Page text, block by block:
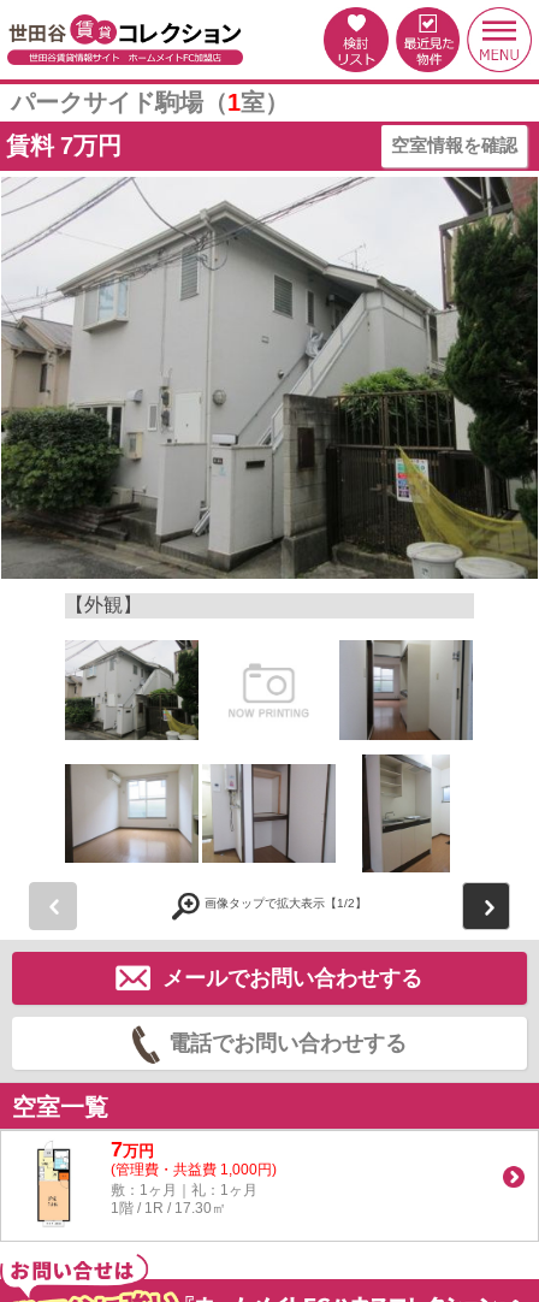
パークサイド駒場（1室）
賃料 7万円 空室情報を確認
【外観】
画像タップで拡大表示【1/2】
メールでお問い合わせする
電話でお問い合わせする
空室一覧
7万円
(管理費・共益費 1,000円)
敷：1ヶ月｜礼：1ヶ月
1階 / 1R / 17.30㎡